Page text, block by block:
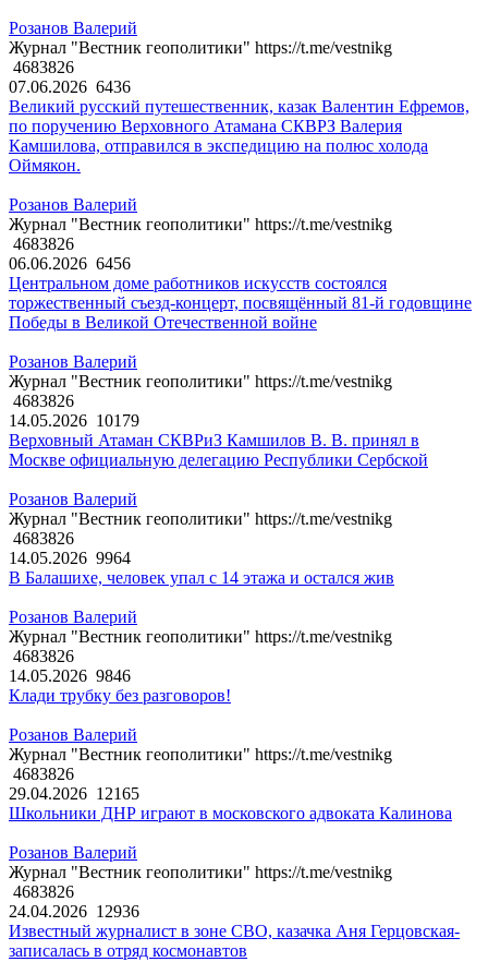
Розанов Валерий
Журнал "Вестник геополитики" https://t.me/vestnikg
4683826
07.06.2026 6436
Великий русский путешественник, казак Валентин Ефремов,
по поручению Верховного Атамана СКВРЗ Валерия
Камшилова, отправился в экспедицию на полюс холода
Оймякон.
Розанов Валерий
Журнал "Вестник геополитики" https://t.me/vestnikg
4683826
06.06.2026 6456
Центральном доме работников искусств состоялся
торжественный съезд-концерт, посвящённый 81-й годовщине
Победы в Великой Отечественной войне
Розанов Валерий
Журнал "Вестник геополитики" https://t.me/vestnikg
4683826
14.05.2026 10179
Верховный Атаман СКВРиЗ Камшилов В. В. принял в
Москве официальную делегацию Республики Сербской
Розанов Валерий
Журнал "Вестник геополитики" https://t.me/vestnikg
4683826
14.05.2026 9964
В Балашихе, человек упал с 14 этажа и остался жив
Розанов Валерий
Журнал "Вестник геополитики" https://t.me/vestnikg
4683826
14.05.2026 9846
Клади трубку без разговоров!
Розанов Валерий
Журнал "Вестник геополитики" https://t.me/vestnikg
4683826
29.04.2026 12165
Школьники ДНР играют в московского адвоката Калинова
Розанов Валерий
Журнал "Вестник геополитики" https://t.me/vestnikg
4683826
24.04.2026 12936
Известный журналист в зоне СВО, казачка Аня Герцовская-
записалась в отряд космонавтов